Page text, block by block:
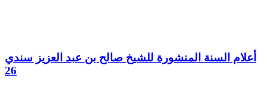
أعلام السنة المنشورة للشيخ صالح بن عبد العزيز سندي
26